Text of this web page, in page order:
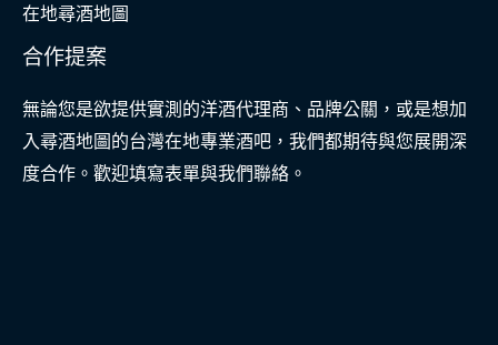
在地尋酒地圖
合作提案
無論您是欲提供實測的洋酒代理商、品牌公關，或是想加
入尋酒地圖的台灣在地專業酒吧，我們都期待與您展開深
度合作。歡迎填寫表單與我們聯絡。